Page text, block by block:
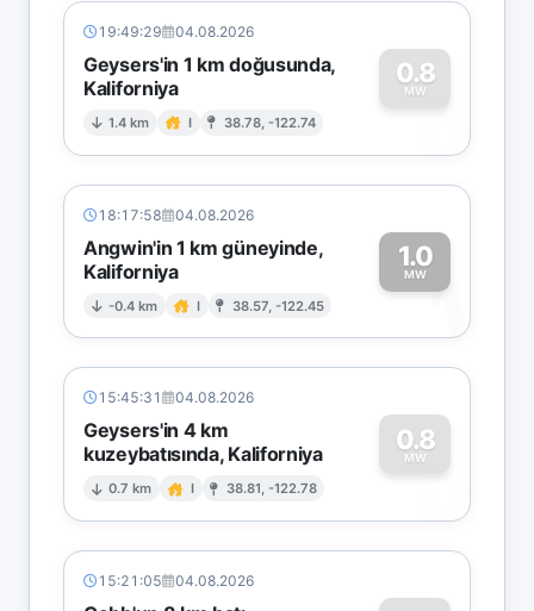
19:49:29 04.08.2026
Geysers'in 1 km doğusunda,
Kaliforniya
1.4 km I 38.78, -122.74
0.8
MW
0
18:17:58 04.08.2026
Angwin'in 1 km güneyinde,
Kaliforniya
-0.4 km I 38.57, -122.45
1.0
MW1
15:45:31 04.08.2026
Geysers'in 4 km
kuzeybatısında, Kaliforniya
0.7 km I 38.81, -122.78
0.8
MW
0
15:21:05 04.08.2026